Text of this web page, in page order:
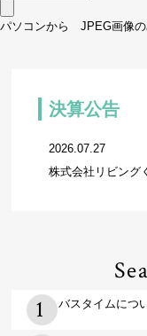
パソコンから JPEG画像
決算公告
2026.07.27
株式会社リビング
バスタイムにつ